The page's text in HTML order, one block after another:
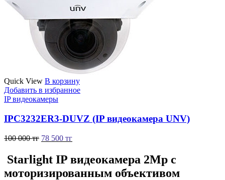
Quick View В корзину
Добавить в избранное
IP видеокамеры
IPC3232ER3-DUVZ (IP видеокамера UNV)
100 000тг 78 500 тг
Starlight IP видеокамера 2Mp с
моторизированным объективом